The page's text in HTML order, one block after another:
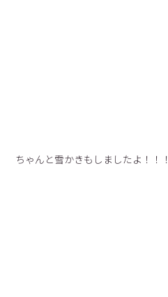
ちゃんと雪かきもしましたよ！！！